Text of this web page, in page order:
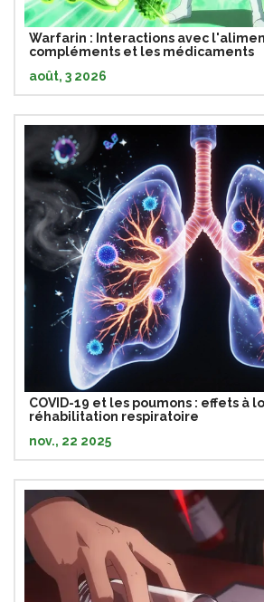
Warfarin : Interactions avec
compléments et les médicaments
août, 3 2026
COVID-19 et les poumons : effets à
réhabilitation respiratoire
nov., 22 2025